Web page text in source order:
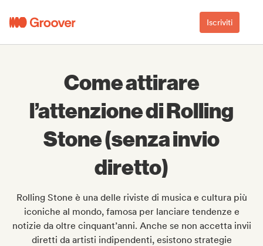
Iscriviti
Come attirare
l’attenzione di Rolling
Stone (senza invio
diretto)
Rolling Stone è una delle riviste di musica e cultura più
iconiche al mondo, famosa per lanciare tendenze e
notizie da oltre cinquant’anni. Anche se non accetta invii
diretti da artisti indipendenti, esistono strategie